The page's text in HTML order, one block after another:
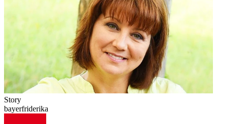
Story
bayerfriderika